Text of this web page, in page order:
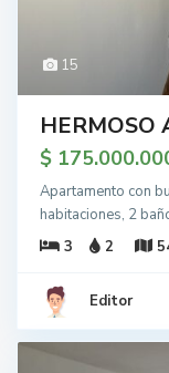
15
HERMOSO
$
Apartamento con
habitaciones, 2
3
2
Editor